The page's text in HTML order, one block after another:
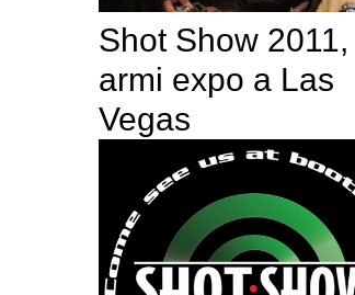
Shot Show 2011,
armi expo a Las
Vegas